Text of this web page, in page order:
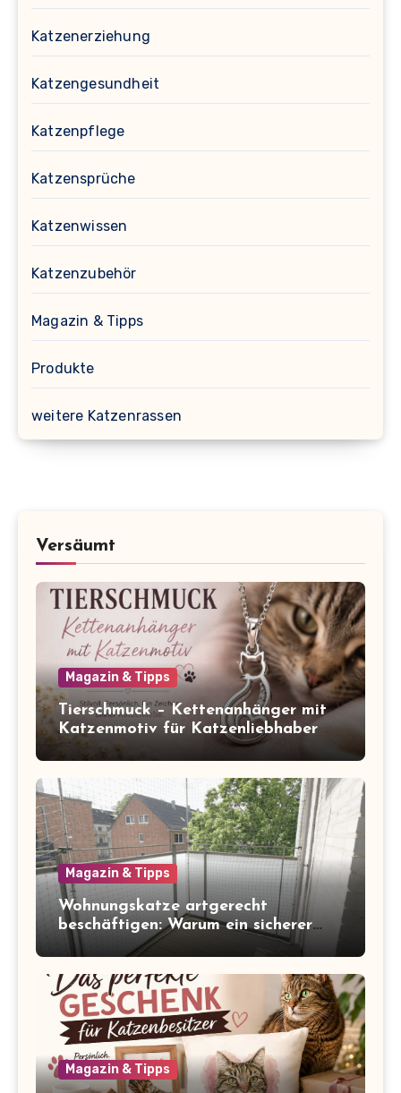
Katzenerziehung
Katzengesundheit
Katzenpflege
Katzensprüche
Katzenwissen
Katzenzubehör
Magazin & Tipps
Produkte
weitere Katzenrassen
Versäumt
Magazin & Tipps
Tierschmuck – Kettenanhänger mit
Katzenmotiv für Katzenliebhaber
Magazin & Tipps
Wohnungskatze artgerecht
beschäftigen: Warum ein sicherer
Balkon zum Freigang dazugehört
Magazin & Tipps